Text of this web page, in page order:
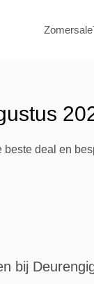
Zomersale
deal en
bij